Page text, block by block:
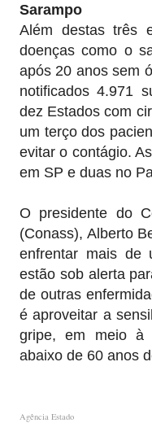
Sarampo
Além destas três
doenças como o
após 20 anos sem
notificados 4.971
dez Estados com
um terço dos
evitar o contágio.
em SP e duas no
O presidente do
(Conass), Alberto
enfrentar mais de
estão sob alerta
de outras
é aproveitar a
gripe, em meio à
abaixo de 60 anos
Agência Estado